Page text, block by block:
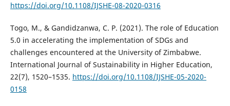
https://doi.org/10.1108/IJSHE-08-2020-0316
Togo, M., & Gandidzanwa, C. P. (2021). The role of Education
5.0 in accelerating the implementation of SDGs and
challenges encountered at the University of Zimbabwe.
International Journal of Sustainability in Higher Education,
22(7), 1520–1535. https://doi.org/10.1108/IJSHE-05-2020-
0158